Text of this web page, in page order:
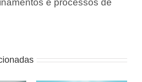
e processos de